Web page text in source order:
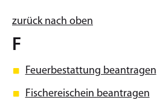
zurück nach oben
F
Feuerbestattung beantragen
Fischereischein beantragen